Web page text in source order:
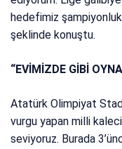
hedefimiz
şeklinde konuştu.
“EVİMİZDE GİBİ
Atatürk Olimpiyat
vurgu yapan milli
seviyoruz. Burada